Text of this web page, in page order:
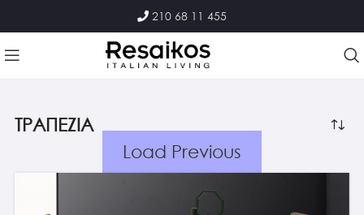
210 68 11 455
ΤΡΑΠΕΖΙΑ
Load Previous